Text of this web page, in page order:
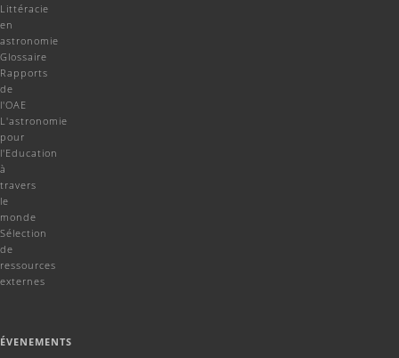
Littéracie
en
astronomie
Glossaire
Rapports
de
l'OAE
L'astronomie
pour
l'Education
à
travers
le
monde
Sélection
de
ressources
externes
ÉVENEMENTS